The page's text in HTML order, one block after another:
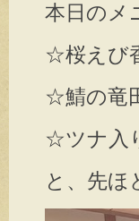
本日のメ
☆桜えび
☆鯖の竜
☆ツナ入
と、先ほ